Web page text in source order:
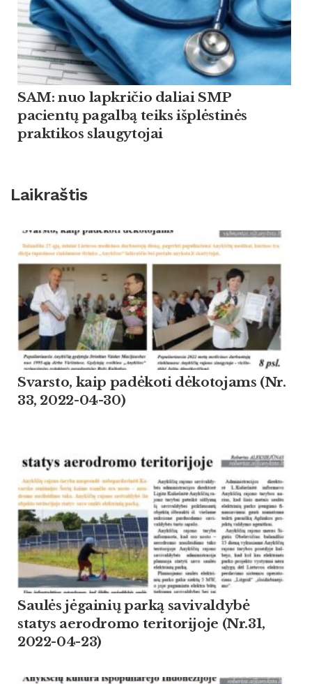
SAM: nuo lapkričio daliai SMP
pacientų pagalbą teiks išplėstinės
praktikos slaugytojai
Laikraštis
Svarsto, kaip padėkoti dėkotojams (Nr.
33, 2022-04-30)
Saulės jėgainių parką savivaldybė
statys aerodromo teritorijoje (Nr.31,
2022-04-23)